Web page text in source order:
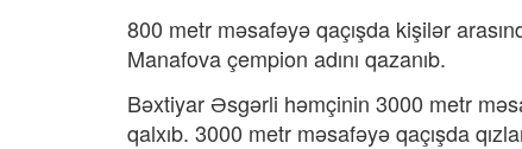
800 metr məsafəyə qaçışda kişilər
Manafova çempion adını qazanıb.
Bəxtiyar Əsgərli həmçinin 3000 metr
qalxıb. 3000 metr məsafəyə qaçışda